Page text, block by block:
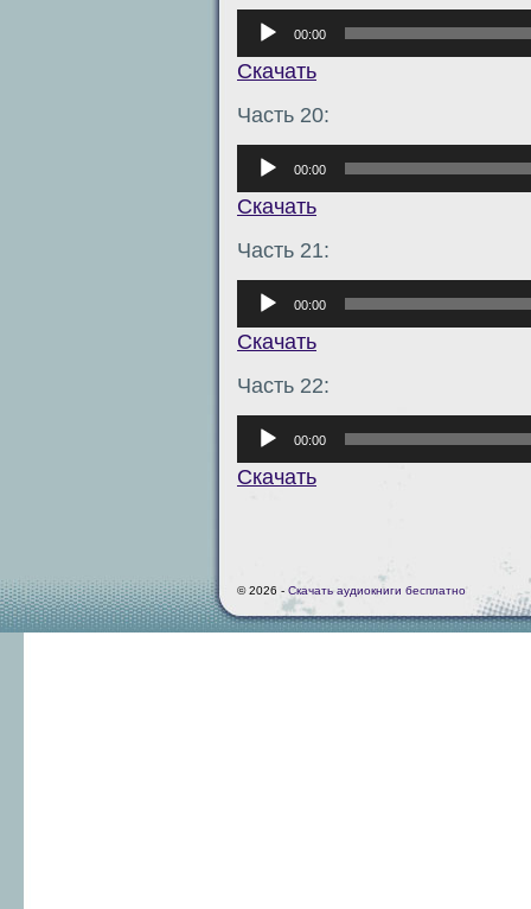
Аудиоплеер
00:00
Скачать
Часть 20:
Аудиоплеер
00:00
Скачать
Часть 21:
Аудиоплеер
00:00
Скачать
Часть 22:
Аудиоплеер
00:00
Скачать
© 2026 - Скачать аудиокниги бесплатно